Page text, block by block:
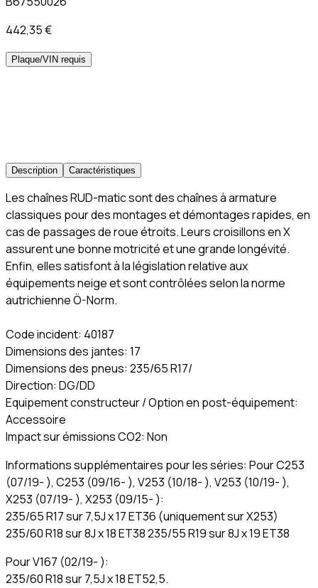
442,35 €
Plaque/VIN requis
Description Caractéristiques
Les chaînes RUD-matic sont des chaînes à armature
classiques pour des montages et démontages rapides, en
cas de passages de roue étroits. Leurs croisillons en X
assurent une bonne motricité et une grande longévité.
Enfin, elles satisfont à la législation relative aux
équipements neige et sont contrôlées selon la norme
autrichienne Ö-Norm.
Code incident: 40187
Dimensions des jantes: 17
Dimensions des pneus: 235/65 R17/
Direction: DG/DD
Equipement constructeur / Option en post-équipement:
Accessoire
Impact sur émissions CO2: Non
Informations supplémentaires pour les séries: Pour C253
(07/19- ), C253 (09/16- ), V253 (10/18- ), V253 (10/19- ),
X253 (07/19- ), X253 (09/15- ):
235/65 R17 sur 7,5J x 17 ET36 (uniquement sur X253)
235/60 R18 sur 8J x 18 ET38 235/55 R19 sur 8J x 19 ET38
Pour V167 (02/19- ):
235/60 R18 sur 7,5J x 18 ET52,5.